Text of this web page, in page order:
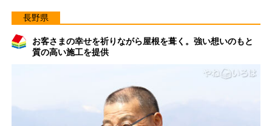
長野県
お客さまの幸せを祈りながら屋根を葺く。強い想いのもと
質の高い施工を提供